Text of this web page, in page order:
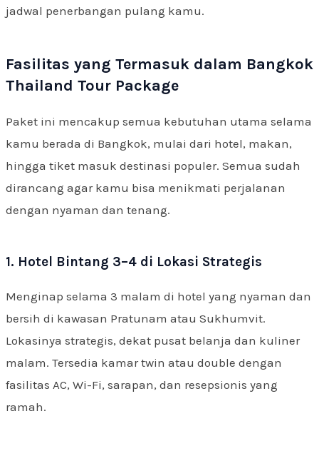
jadwal penerbangan pulang kamu.
Fasilitas yang Termasuk dalam Bangkok
Thailand Tour Package
Paket ini mencakup semua kebutuhan utama selama
kamu berada di Bangkok, mulai dari hotel, makan,
hingga tiket masuk destinasi populer. Semua sudah
dirancang agar kamu bisa menikmati perjalanan
dengan nyaman dan tenang.
1. Hotel Bintang 3–4 di Lokasi Strategis
Menginap selama 3 malam di hotel yang nyaman dan
bersih di kawasan Pratunam atau Sukhumvit.
Lokasinya strategis, dekat pusat belanja dan kuliner
malam. Tersedia kamar twin atau double dengan
fasilitas AC, Wi-Fi, sarapan, dan resepsionis yang
ramah.